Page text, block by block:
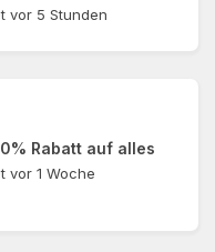
vor 5 Stunden
Rabatt auf alles
vor 1 Woche